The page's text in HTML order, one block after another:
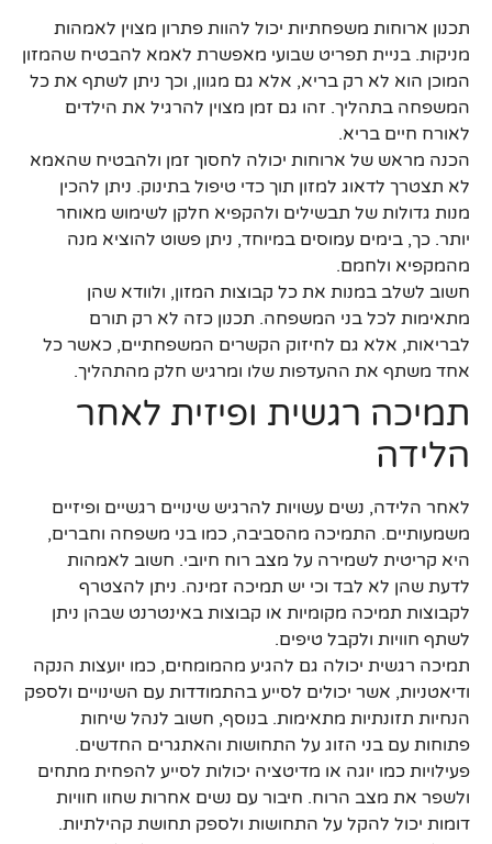
תכנון ארוחות משפחתיות יכול להוות פתרון מצוין לאמהות
מניקות. בניית תפריט שבועי מאפשרת לאמא להבטיח שהמזון
המוכן הוא לא רק בריא, אלא גם מגוון, וכך ניתן לשתף את כל
המשפחה בתהליך. זהו גם זמן מצוין להרגיל את הילדים
לאורח חיים בריא.
הכנה מראש של ארוחות יכולה לחסוך זמן ולהבטיח שהאמא
לא תצטרך לדאוג למזון תוך כדי טיפול בתינוק. ניתן להכין
מנות גדולות של תבשילים ולהקפיא חלקן לשימוש מאוחר
יותר. כך, בימים עמוסים במיוחד, ניתן פשוט להוציא מנה
מהמקפיא ולחמם.
חשוב לשלב במנות את כל קבוצות המזון, ולוודא שהן
מתאימות לכל בני המשפחה. תכנון כזה לא רק תורם
לבריאות, אלא גם לחיזוק הקשרים המשפחתיים, כאשר כל
אחד משתף את ההעדפות שלו ומרגיש חלק מהתהליך.
תמיכה רגשית ופיזית לאחר
הלידה
לאחר הלידה, נשים עשויות להרגיש שינויים רגשיים ופיזיים
משמעותיים. התמיכה מהסביבה, כמו בני משפחה וחברים,
היא קריטית לשמירה על מצב רוח חיובי. חשוב לאמהות
לדעת שהן לא לבד וכי יש תמיכה זמינה. ניתן להצטרף
לקבוצות תמיכה מקומיות או קבוצות באינטרנט שבהן ניתן
לשתף חוויות ולקבל טיפים.
תמיכה רגשית יכולה גם להגיע מהמומחים, כמו יועצות הנקה
ודיאטניות, אשר יכולים לסייע בהתמודדות עם השינויים ולספק
הנחיות תזונתיות מתאימות. בנוסף, חשוב לנהל שיחות
פתוחות עם בני הזוג על התחושות והאתגרים החדשים.
פעילויות כמו יוגה או מדיטציה יכולות לסייע להפחית מתחים
ולשפר את מצב הרוח. חיבור עם נשים אחרות שחוו חוויות
דומות יכול להקל על התחושות ולספק תחושת קהילתיות.